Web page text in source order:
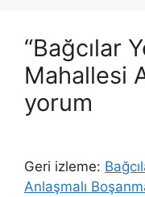
“Bağcılar
Mahallesi
yorum
Geri izleme:
Anlaşmalı